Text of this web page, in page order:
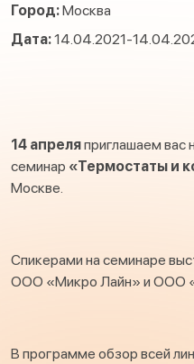
Город:Москва
Дата:14.04.2021-
14 апреляприглашаем вас
семинар «Термостаты и
Москве.
Спикерами на семинаре
ООО «Микро Лайн» и ООО
В программе обзор всей